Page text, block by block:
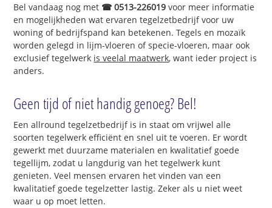
Bel vandaag nog met ☎ 0513-226019 voor meer informatie
en mogelijkheden wat ervaren tegelzetbedrijf voor uw
woning of bedrijfspand kan betekenen. Tegels en mozaïk
worden gelegd in lijm-vloeren of specie-vloeren, maar ook
exclusief tegelwerk is veelal maatwerk, want ieder project is
anders.
Geen tijd of niet handig genoeg? Bel!
Een allround tegelzetbedrijf is in staat om vrijwel alle
soorten tegelwerk efficiënt en snel uit te voeren. Er wordt
gewerkt met duurzame materialen en kwalitatief goede
tegellijm, zodat u langdurig van het tegelwerk kunt
genieten. Veel mensen ervaren het vinden van een
kwalitatief goede tegelzetter lastig. Zeker als u niet weet
waar u op moet letten.